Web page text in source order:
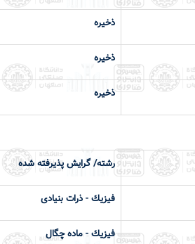
ذخیره
ذخیره
ذخیره
رشته/ گرایش پذیرفته شده
فيزيك - ذرات بنیادی
فيزيك - ماده چگال